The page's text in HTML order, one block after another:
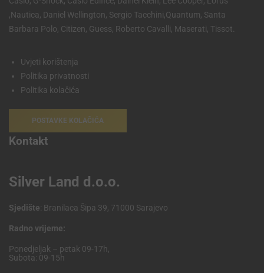
,Nautica, Daniel Wellington, Sergio Tacchini,Quantum, Santa
Barbara Polo, Citizen, Guess, Roberto Cavalli, Maserati, Tissot.
Uvjeti korištenja
Politika privatnosti
Politika kolačića
POSTAVKE KOLAČIĆA
Kontakt
Silver Land d.o.o.
Sjedište: Branilaca Šipa 39, 71000 Sarajevo
Radno vrijeme:
Ponedjeljak – petak 09-17h,
Subota: 09-15h